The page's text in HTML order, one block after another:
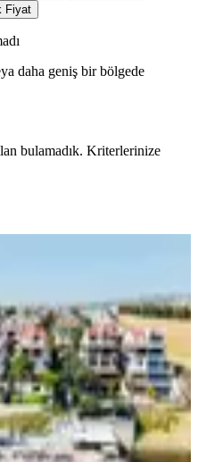
Fiyat
daha geniş bir bölgede
bulamadık. Kriterlerinize
Mahallesi
Giriş (Zemin)·04.08.2026